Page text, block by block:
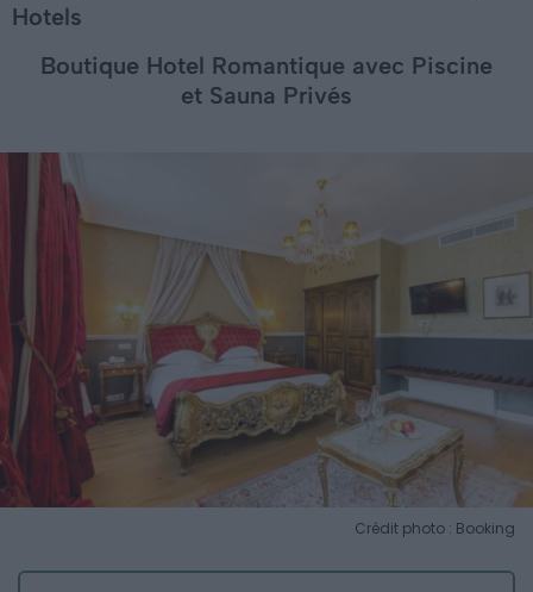
Hotels
Boutique Hotel Romantique avec Piscine
et Sauna Privés
Crédit photo : Booking